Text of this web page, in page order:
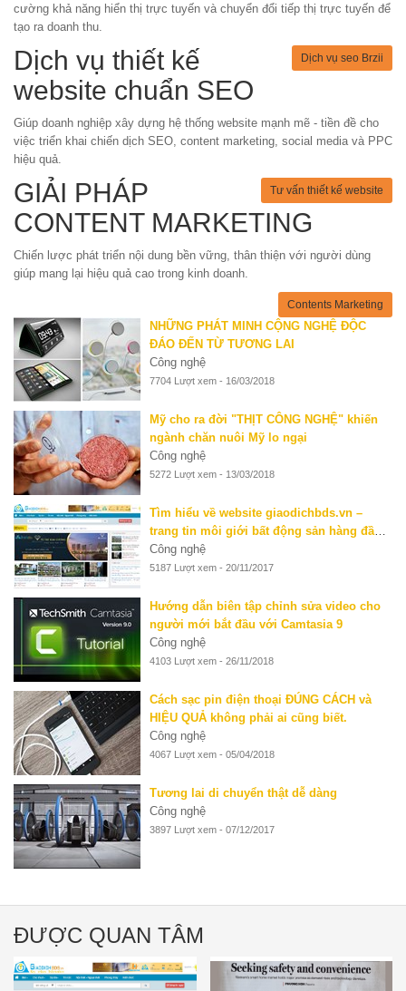
cường khả năng hiển thị trực tuyến và chuyển đổi tiếp thị trực tuyến để
tạo ra doanh thu.
Dịch vụ seo Brzii
Dịch vụ thiết kế
website chuẩn SEO
Giúp doanh nghiệp xây dựng hệ thống website mạnh mẽ - tiền đề cho
việc triển khai chiến dịch SEO, content marketing, social media và PPC
hiệu quả.
Tư vấn thiết kế website
GIẢI PHÁP
CONTENT MARKETING
Chiến lược phát triển nội dung bền vững, thân thiện với người dùng
giúp mang lại hiệu quả cao trong kinh doanh.
Contents Marketing
NHỮNG PHÁT MINH CỘNG NGHỆ ĐỘC
ĐÁO ĐẾN TỪ TƯƠNG LAI
Công nghệ
7704 Lượt xem - 16/03/2018
Mỹ cho ra đời "THỊT CÔNG NGHỆ" khiến
ngành chăn nuôi Mỹ lo ngại
Công nghệ
5272 Lượt xem - 13/03/2018
Tìm hiểu về website giaodichbds.vn –
trang tin môi giới bất động sản hàng đầu
hiện nay
Công nghệ
5187 Lượt xem - 20/11/2017
Hướng dẫn biên tập chỉnh sửa video cho
người mới bắt đầu với Camtasia 9
Công nghệ
4103 Lượt xem - 26/11/2018
Cách sạc pin điện thoại ĐÚNG CÁCH và
HIỆU QUẢ không phải ai cũng biết.
Công nghệ
4067 Lượt xem - 05/04/2018
Tương lai di chuyển thật dễ dàng
Công nghệ
3897 Lượt xem - 07/12/2017
ĐƯỢC QUAN TÂM